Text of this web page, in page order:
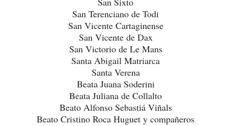
San Terenciano de Todi
San Vicente Cartaginense
San Vicente de Dax
San Victorio de Le Mans
Santa Abigail Matriarca
Santa Verena
Beata Juana Soderini
Beata Juliana de Collalto
Beato Alfonso Sebastiá Viñals
Beato Cristino Roca Huguet y compañeros